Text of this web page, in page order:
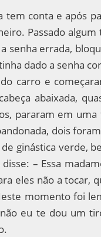
conta e após
Passado
senha errada,
dado a senha
carro e
abaixada,
pararam em
dois
ginástica verde,
– Essa
eles não a tocar,
momento foi
eu te dou um